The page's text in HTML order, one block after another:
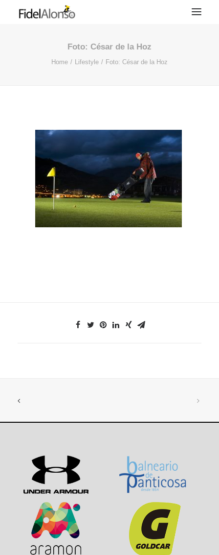
Foto: César de la Hoz
Home Lifestyle Foto: César de la Hoz